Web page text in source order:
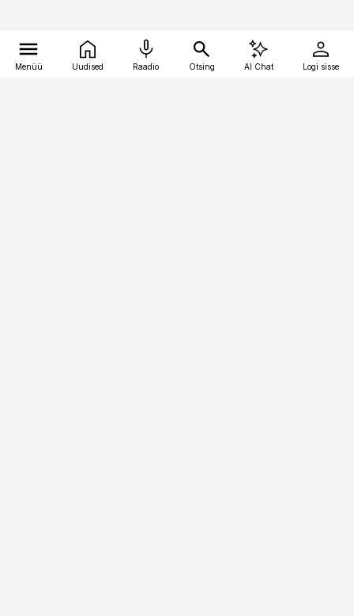
Menüü Uudised Raadio Otsing AI Chat Logi sisse